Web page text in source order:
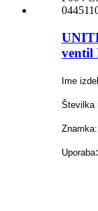
ventil
Ime
Številka
Uporaba: